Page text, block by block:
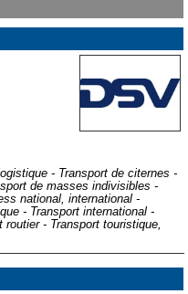
- Transport de citernes -
de masses indivisibles -
national, international -
- Transport international -
- Transport touristique,